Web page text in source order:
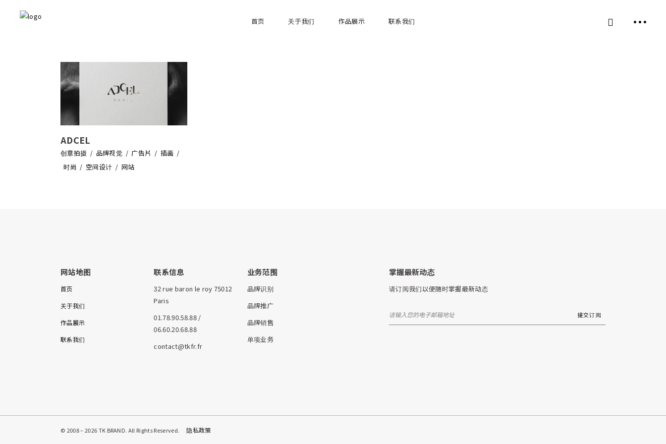
首页 关于我们 作品展示 联系我们
ADCEL
创意拍摄 品牌视觉 广告片
插画
时尚
空间设计 网站
网站地图
首页
关于我们
作品展示
联系我们
联系信息
32 rue baron le roy 75012
Paris
01.78.90.58.88 /
06.60.20.68.88
contact@tkfr.fr
业务范围
品牌识别
品牌推广
品牌销售
单项业务
掌握最新动态
请订阅我们以便随时掌握最新动态
© 2008 – 2026 TK BRAND. All Rights Reserved.隐私政策